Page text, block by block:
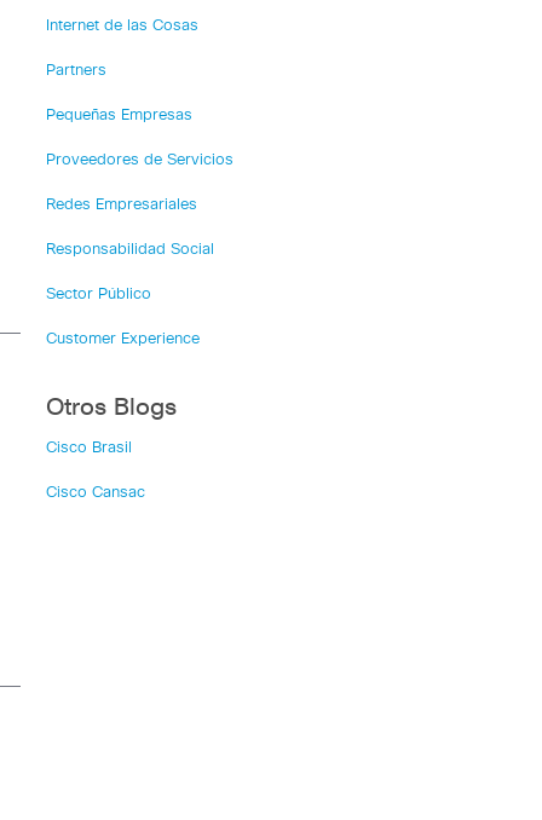
Internet de las Cosas
Partners
Pequeñas Empresas
Proveedores de Servicios
Redes Empresariales
Responsabilidad Social
Sector Público
Customer Experience
Otros Blogs
Cisco Brasil
Cisco Cansac